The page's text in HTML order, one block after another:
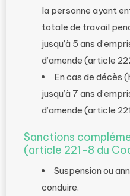
la personne ayant
totale de travail
jusqu’à 5 ans
d’amende (article
En cas de décès
jusqu’à 7 ans
d’amende (article
Sanctions
(article 221-8 du
Suspension ou
conduire.